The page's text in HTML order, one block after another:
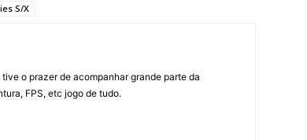
S/X
o prazer de acompanhar grande parte da
FPS, etc jogo de tudo.